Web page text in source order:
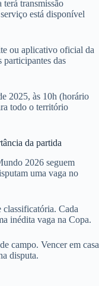
transmissão
está disponível
ou aplicativo oficial da
das
2025, às 10h (horário
todo o território
da partida
2026 seguem
uma vaga no
classificatória. Cada
inédita vaga na Copa.
campo. Vencer em casa
disputa.